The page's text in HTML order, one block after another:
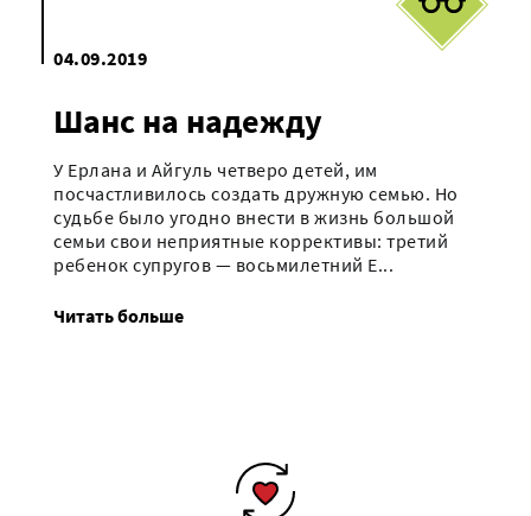
04.09.2019
Шанс на надежду
У Ерлана и Айгуль четверо детей, им
посчастливилось создать дружную семью. Но
судьбе было угодно внести в жизнь большой
семьи свои неприятные коррективы: третий
ребенок супругов — восьмилетний Е...
Читать больше